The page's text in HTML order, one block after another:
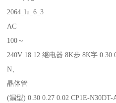
2064_lu_6_3
AC
100～
240V 18 12 继电器 8K步 8K字 0.30
N、
晶体管
(漏型) 0.30 0.27 0.02 CP1E-N30DT-